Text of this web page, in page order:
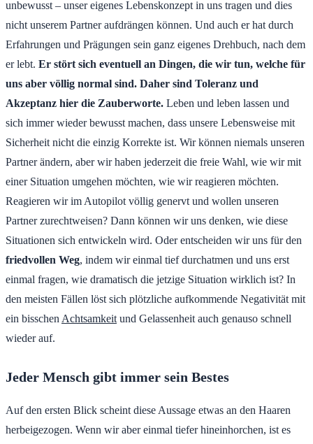
unbewusst – unser eigenes Lebenskonzept in uns tragen und dies
nicht unserem Partner aufdrängen können. Und auch er hat durch
Erfahrungen und Prägungen sein ganz eigenes Drehbuch, nach dem
er lebt. Er stört sich eventuell an Dingen, die wir tun, welche für
uns aber völlig normal sind. Daher sind Toleranz und
Akzeptanz hier die Zauberworte. Leben und leben lassen und
sich immer wieder bewusst machen, dass unsere Lebensweise mit
Sicherheit nicht die einzig Korrekte ist. Wir können niemals unseren
Partner ändern, aber wir haben jederzeit die freie Wahl, wie wir mit
einer Situation umgehen möchten, wie wir reagieren möchten.
Reagieren wir im Autopilot völlig genervt und wollen unseren
Partner zurechtweisen? Dann können wir uns denken, wie diese
Situationen sich entwickeln wird. Oder entscheiden wir uns für den
friedvollen Weg, indem wir einmal tief durchatmen und uns erst
einmal fragen, wie dramatisch die jetzige Situation wirklich ist? In
den meisten Fällen löst sich plötzliche aufkommende Negativität mit
ein bisschen Achtsamkeit und Gelassenheit auch genauso schnell
wieder auf.
Jeder Mensch gibt immer sein Bestes
Auf den ersten Blick scheint diese Aussage etwas an den Haaren
herbeigezogen. Wenn wir aber einmal tiefer hineinhorchen, ist es